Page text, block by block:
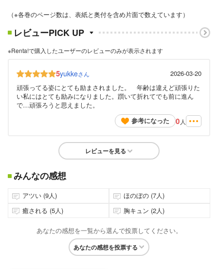
（※各巻のページ数は、表紙と奥付を含め片面で数えています）
レビューPICK UP
※Renta!で購入したユーザーのレビューのみが表示されます
5yukkeさん
2026-03-20
頑張ってる姿にとても励まされました。 年齢は違えど頑張りた
い私にはとても励みになりました。躓いて折れてでも前に進ん
で…頑張ろうと思えました。
参考になった
0 人
レビューを見る
みんなの感想
アツい (9人)
ほのぼの (7人)
癒される (5人)
胸キュン (2人)
あなたの感想を一覧から選んで投票してください。
あなたの感想を投票する